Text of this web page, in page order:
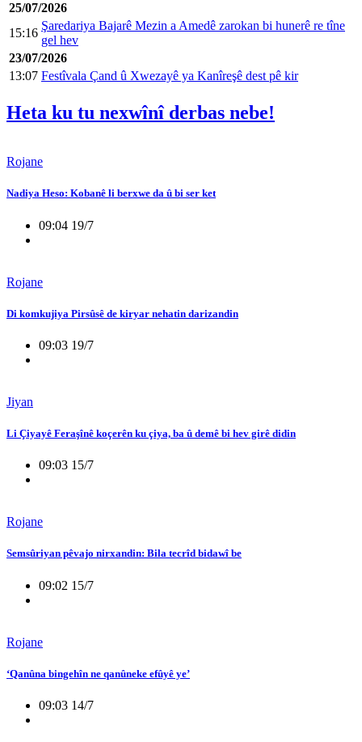
25/07/2026
15:16
Şaredariya Bajarê Mezin a Amedê zarokan bi hunerê re tîne
gel hev
23/07/2026
13:07 Festîvala Çand û Xwezayê ya Kanîreşê dest pê kir
Heta ku tu nexwînî derbas nebe!
Rojane
Nadiya Heso: Kobanê li berxwe da û bi ser ket
09:04 19/7
Rojane
Di komkujiya Pirsûsê de kiryar nehatin darizandin
09:03 19/7
Jiyan
Li Çiyayê Feraşînê koçerên ku çiya, ba û demê bi hev girê didin
09:03 15/7
Rojane
Semsûriyan pêvajo nirxandin: Bila tecrîd bidawî be
09:02 15/7
Rojane
‘Qanûna bingehîn ne qanûneke efûyê ye’
09:03 14/7